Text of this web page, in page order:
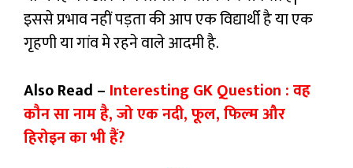
इससे प्रभाव नहीं पड़ता की आप एक विद्यार्थी है या एक
गृहणी या गांव मे रहने वाले आदमी है.
Also Read – Interesting GK Question : वह
कौन सा नाम है, जो एक नदी, फूल, फिल्‍म और
हिरोइन का भी हैं?